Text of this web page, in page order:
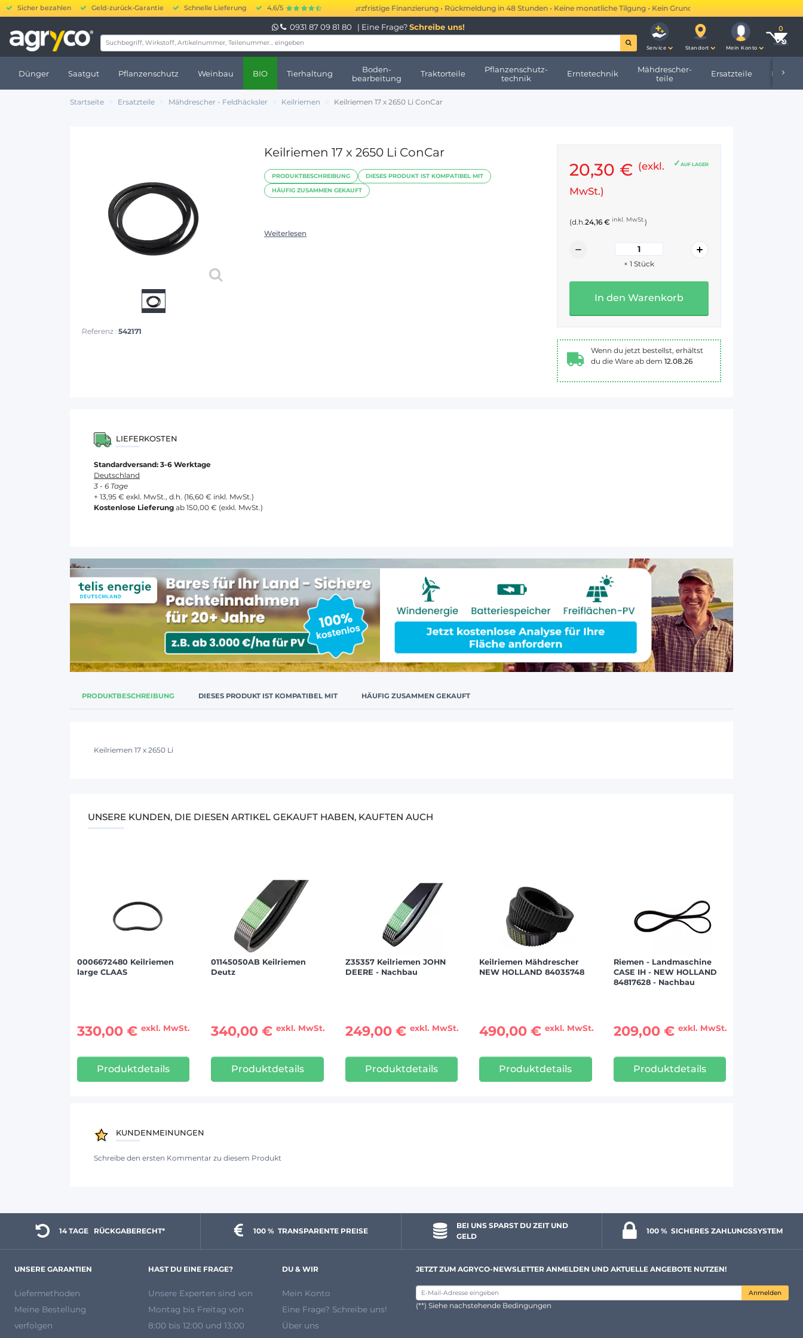
Sicher bezahlen Geld-zurück-Garantie Schnelle Lieferung 4,6/5
20.000 bis 250.000 € kurzfristige Finanzierung • Rückmeldung in 48 Stunden • Keine monatliche Tilgung • Kein Grundbucheintrag •
0931 87 09 81 80 | Eine Frage? Schreibe uns!
Service Standort Mein Konto
Dünger Saatgut Pflanzenschutz Weinbau BIO Tierhaltung
Boden-
bearbeitung
Traktorteile
Pflanzenschutz-
technik
Erntetechnik
Mähdrescher-
teile
Ersatzteile
Startseite Ersatzteile Mähdrescher - Feldhäcksler Keilriemen Keilriemen 17 x 2650 Li ConCar
Referenz : 542171
Keilriemen 17 x 2650 Li ConCar
PRODUKTBESCHREIBUNG DIESES PRODUKT IST KOMPATIBEL MIT
HÄUFIG ZUSAMMEN GEKAUFT
Weiterlesen
AUF LAGER
20,30 € (exkl.
MwSt.)
(d.h.24,16 € inkl. MwSt.)
× 1 Stück
In den Warenkorb
Wenn du jetzt bestellst, erhältst
du die Ware ab dem 12.08.26
LIEFERKOSTEN
Standardversand: 3-6 Werktage
Deutschland
3 - 6 Tage
+ 13,95 € exkl. MwSt., d.h. (16,60 € inkl. MwSt.)
Kostenlose Lieferung ab 150,00 € (exkl. MwSt.)
PRODUKTBESCHREIBUNG DIESES PRODUKT IST KOMPATIBEL MIT HÄUFIG ZUSAMMEN GEKAUFT
Keilriemen 17 x 2650 Li
UNSERE KUNDEN, DIE DIESEN ARTIKEL GEKAUFT HABEN, KAUFTEN AUCH
0006672480 Keilriemen
large CLAAS
330,00 € exkl. MwSt.
Produktdetails
01145050AB Keilriemen
Deutz
340,00 €exkl. MwSt.
Produktdetails
Z35357 Keilriemen JOHN
DEERE - Nachbau
249,00 € exkl. MwSt.
Produktdetails
Keilriemen Mähdrescher
NEW HOLLAND 84035748
490,00 €exkl. MwSt.
Produktdetails
Riemen - Landmaschine
CASE IH - NEW HOLLAND
84817628 - Nachbau
209,00 € exkl. MwSt.
Produktdetails
KUNDENMEINUNGEN
Schreibe den ersten Kommentar zu diesem Produkt
14 TAGE
  RÜCKGABERECHT*
100 % TRANSPARENTE PREISE
BEI UNS SPARST DU ZEIT UND
GELD
100 % SICHERES ZAHLUNGSSYSTEM
UNSERE GARANTIEN
Liefermethoden
Meine Bestellung
verfolgen
HAST DU EINE FRAGE?
Unsere Experten sind von
Montag bis Freitag von
8:00 bis 12:00 und 13:00
DU & WIR
Mein Konto
Eine Frage? Schreibe uns!
Über uns
JETZT ZUM AGRYCO-NEWSLETTER ANMELDEN UND AKTUELLE ANGEBOTE NUTZEN!
Anmelden
(**) Siehe nachstehende Bedingungen